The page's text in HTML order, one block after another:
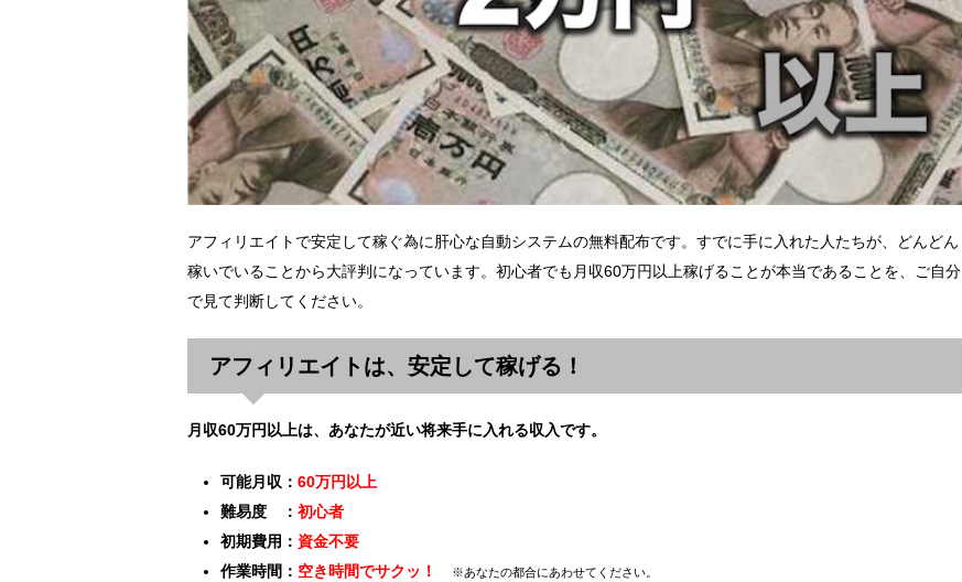
アフィリエイトで安定して稼ぐ為に肝心な自動システムの無料配布です。すでに手に入れた人たちが、どんどん
稼いでいることから大評判になっています。初心者でも月収60万円以上稼げることが本当であることを、ご自分
で見て判断してください。
アフィリエイトは、安定して稼げる！
月収60万円以上は、あなたが近い将来手に入れる収入です。
可能月収： 60万円以上
難易度 ： 初心者
初期費用： 資金不要
作業時間： 空き時間でサクッ！ ※あなたの都合にあわせてください。